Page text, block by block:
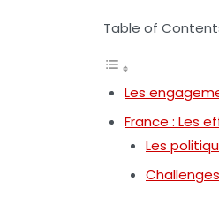
Table of
Les
France : Les
Les